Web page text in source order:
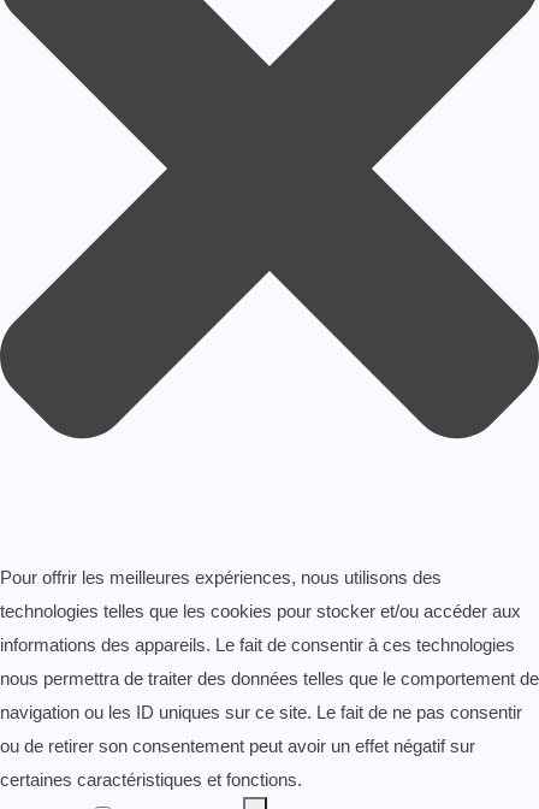
Pour offrir les meilleures expériences, nous utilisons des
technologies telles que les cookies pour stocker et/ou accéder aux
informations des appareils. Le fait de consentir à ces technologies
nous permettra de traiter des données telles que le comportement de
navigation ou les ID uniques sur ce site. Le fait de ne pas consentir
ou de retirer son consentement peut avoir un effet négatif sur
certaines caractéristiques et fonctions.